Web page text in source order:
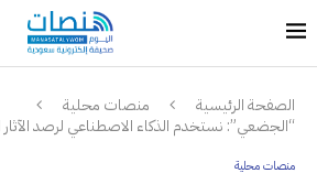
الصفحة الرئيسية
منصات محلية
“الجضعي”: نستخدم الذكاء الاصطناعي لرصد الآثار
منصات محلية